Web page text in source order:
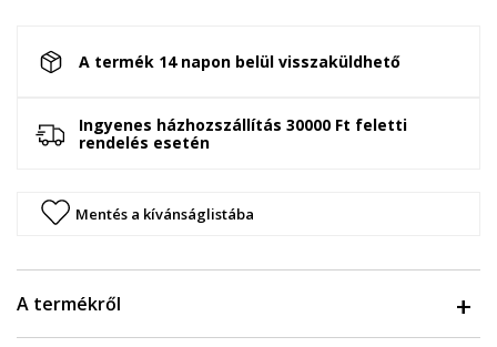
A termék 14 napon belül visszaküldhető
Ingyenes házhozszállítás 30000 Ft feletti
rendelés esetén
Mentés a kívánságlistába
A termékről